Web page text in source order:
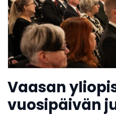
Vaasan
vuosipäivän